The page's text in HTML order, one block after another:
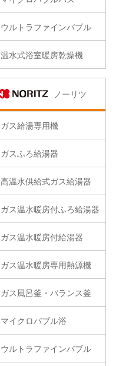
ウルトラファインバブル
温水式浴室暖房乾燥機
ノーリツ
ガス給湯専用機
ガスふろ給湯器
高温水供給式ガス給湯器
ガス温水暖房付ふろ給湯器
ガス温水暖房付給湯器
ガス温水暖房専用熱源機
ガス風呂釜・バランス釜
マイクロバブル浴
ウルトラファインバブル